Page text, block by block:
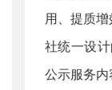
用、提质
社统一设
公示服务内